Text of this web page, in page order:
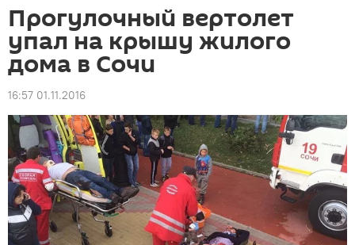
Прогулочный вертолет
упал на крышу жилого
дома в Сочи
16:57 01.11.2016